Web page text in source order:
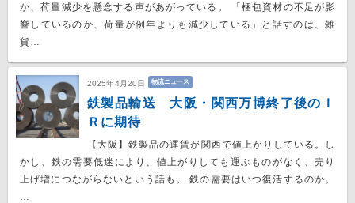
か、荷量減少を懸念する声があがっている。 「梱包資材の不足が影
響しているのか、荷量が例年よりも減少している」と話すのは、雑
貨…
2025年4月20日 物流ニュース
鉄製品輸送 大阪・関西万博終了後のＩ
Ｒに期待
【大阪】鉄製品の運賃が関西で値上がりしている。し
かし、鉄の需要低迷により、値上がりしても運ぶものがなく、売り
上げ増につながらないという話も。 鉄の需要はいつ復活するのか。